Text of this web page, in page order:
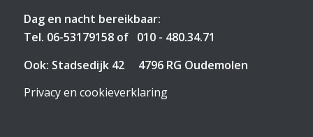
Dag en nacht bereikbaar:
Tel. 06-53179158of 010 - 480.34.71
Ook: Stadsedijk 42 4796 RG Oudemolen
Privacy en cookieverklaring